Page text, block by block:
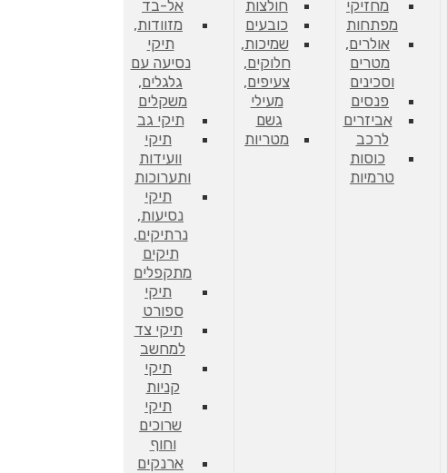
מחזיקי
מפתחות
אולרים,
מטרים
וסכינים
פנסים
אביזרים
לרכב
כוסות
טרמיות
חולצות
כובעים
שמיכות,
חלוקים,
צעיפים,
מעילי
גשם
מטריות
אל-בד
מזוודות,
תיקי
נסיעה עם
גלגלים,
משקלים
תיקי גב
תיקי
וועידות
ותערוכות
תיקי
נסיעות,
נרתיקים,
תיקים
מתקפלים
תיקי
ספורט
תיקי צד
למחשב
תיקי
קניות
תיקי
שרוכים
וחוף
ארנקים